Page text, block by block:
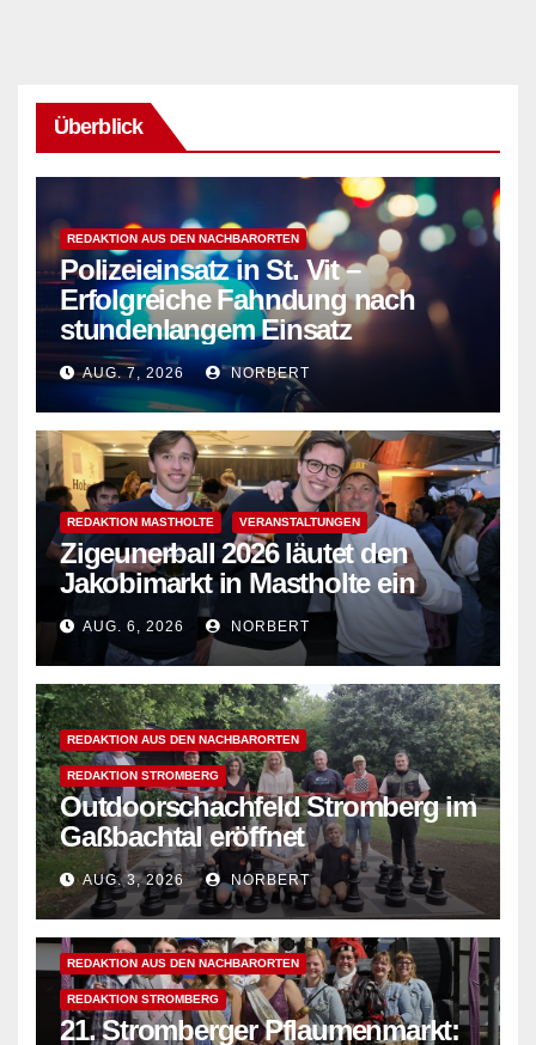
Überblick
REDAKTION AUS DEN NACHBARORTEN
Polizeieinsatz in St. Vit –
Erfolgreiche Fahndung nach
stundenlangem Einsatz
AUG. 7, 2026 NORBERT
REDAKTION MASTHOLTE VERANSTALTUNGEN
Zigeunerball 2026 läutet den
Jakobimarkt in Mastholte ein
AUG. 6, 2026 NORBERT
REDAKTION AUS DEN NACHBARORTEN
REDAKTION STROMBERG
Outdoorschachfeld Stromberg im
Gaßbachtal eröffnet
AUG. 3, 2026 NORBERT
REDAKTION AUS DEN NACHBARORTEN
REDAKTION STROMBERG
21. Stromberger Pflaumenmarkt: